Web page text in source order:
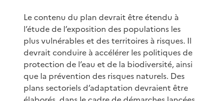
Le contenu du plan devrait être étendu à
l’étude de l’exposition des populations les
plus vulnérables et des territoires à risques. Il
devrait conduire à accélérer les politiques de
protection de l’eau et de la biodiversité, ainsi
que la prévention des risques naturels. Des
plans sectoriels d’adaptation devraient être